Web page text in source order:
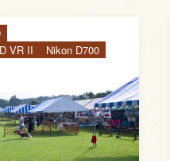
VR II
Nikon D700